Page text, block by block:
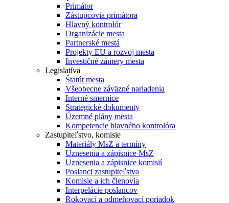
Primátor
Zástupcovia primátora
Hlavný kontrolór
Organizácie mesta
Partnerské mestá
Projekty EU a rozvoj mesta
Investičné zámery mesta
Legislatíva
Štatút mesta
Všeobecne záväzné nariadenia
Interné smernice
Strategické dokumenty
Územné plány mesta
Kompetencie hlavného kontrolóra
Zastupiteľstvo, komisie
Materiály MsZ a termíny
Uznesenia a zápisnice MsZ
Uznesenia a zápisnice komisií
Poslanci zastupiteľstva
Komisie a ich členovia
Interpelácie poslancov
Rokovací a odmeňovací poriadok